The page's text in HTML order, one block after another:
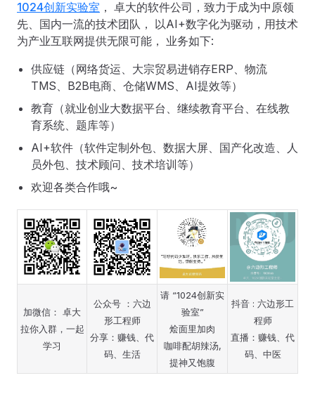
1024创新实验室 ， 卓大的软件公司，致力于成为中原领
先、国内一流的技术团队， 以AI+数字化为驱动，用技术
为产业互联网提供无限可能， 业务如下:
供应链（网络货运、大宗贸易进销存ERP、物流
TMS、B2B电商、仓储WMS、AI提效等）
教育（就业创业大数据平台、继续教育平台、在线教
育系统、题库等）
AI+软件（软件定制外包、数据大屏、国产化改造、人
员外包、技术顾问、技术培训等）
欢迎各类合作哦~
加微信： 卓大
拉你入群，一起
学习
公众号 ：六边
形工程师
分享：赚钱、代
码、生活
请 “1024创新实
验室”
烩面里加肉
咖啡配胡辣汤,
提神又饱腹
抖音 : 六边形工
程师
直播：赚钱、代
码、中医